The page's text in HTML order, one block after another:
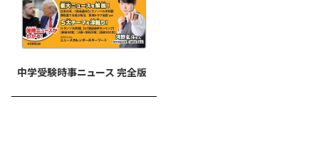
【もくじ】
2 ■Special Dialogue
QuizKnock 伊沢拓司さん×教育系YouTuber 葉一さん
中学受験時事ニュース 完全版